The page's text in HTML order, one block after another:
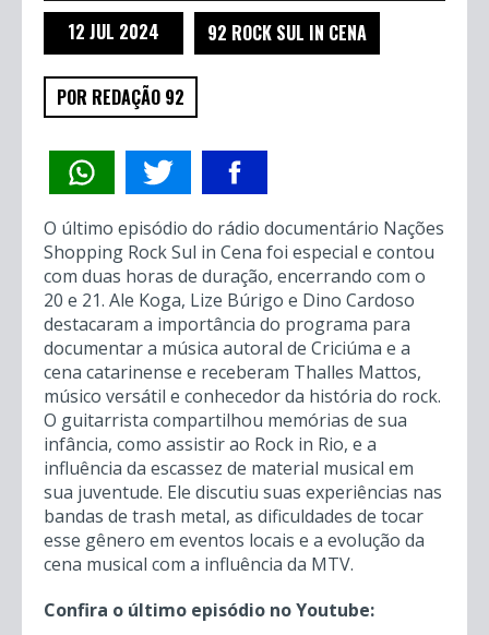
12 JUL 2024 92 ROCK SUL IN CENA
POR REDAÇÃO 92
O último episódio do rádio documentário Nações
Shopping Rock Sul in Cena foi especial e contou
com duas horas de duração, encerrando com o
20 e 21. Ale Koga, Lize Búrigo e Dino Cardoso
destacaram a importância do programa para
documentar a música autoral de Criciúma e a
cena catarinense e receberam Thalles Mattos,
músico versátil e conhecedor da história do rock.
O guitarrista compartilhou memórias de sua
infância, como assistir ao Rock in Rio, e a
influência da escassez de material musical em
sua juventude. Ele discutiu suas experiências nas
bandas de trash metal, as dificuldades de tocar
esse gênero em eventos locais e a evolução da
cena musical com a influência da MTV.
Confira o último episódio no Youtube: